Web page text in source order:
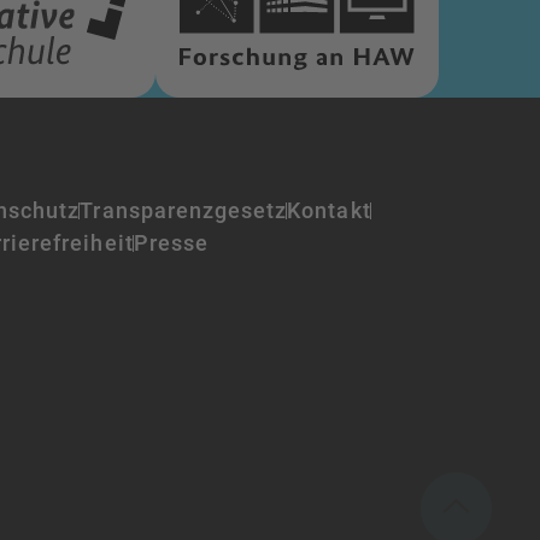
TransparenzgesetzKontakt
Presse